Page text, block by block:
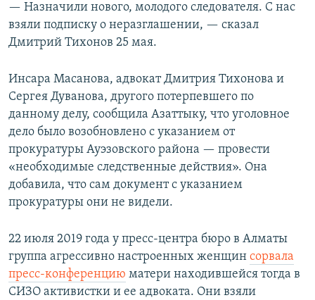
— Назначили нового, молодого следователя. С нас
взяли подписку о неразглашении, — сказал
Дмитрий Тихонов 25 мая.
Инсара Масанова, адвокат Дмитрия Тихонова и
Сергея Дуванова, другого потерпевшего по
данному делу, сообщила Азаттыку, что уголовное
дело было возобновлено с указанием от
прокуратуры Ауэзовского района — провести
«необходимые следственные действия». Она
добавила, что сам документ с указанием
прокуратуры они не видели.
22 июля 2019 года у пресс-центра бюро в Алматы
группа агрессивно настроенных женщин сорвала
пресс-конференцию матери находившейся тогда в
СИЗО активистки и ее адвоката. Они взяли